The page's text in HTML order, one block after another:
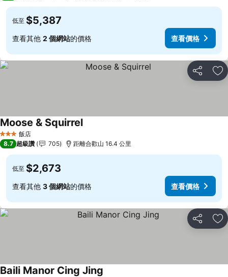
低至 $5,387
查看其他 2 個網站的價格 查看價格
分享 加
3 星級 飯店
Moose & Squirrel查看價格
8.7 超級讚 705 距離合歡山 16.4 公里
低至 $2,673
查看其他 3 個網站的價格 查看價格
分享 加
Baili Manor Cing Jing